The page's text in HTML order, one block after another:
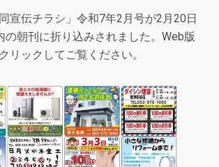
宣伝チラシ」令和7年2月号が2月20日
の朝刊に折り込みされました。Web版
リックしてご覧ください。